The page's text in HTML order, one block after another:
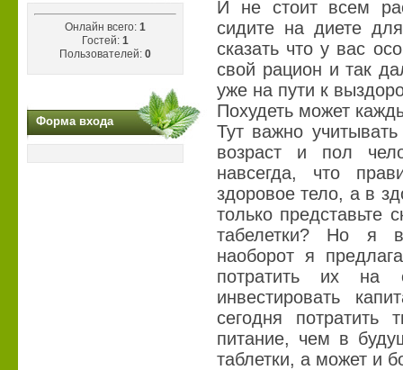
Онлайн всего: 1
Гостей: 1
Пользователей: 0
Форма входа
И не стоит всем
сидите на диете
сказать что у вас
свой рацион и так
уже на пути к
Похудеть может
Тут важно
возраст и пол
навсегда, что
здоровое тело, а в
только представьте
табелетки? Но я
наоборот я
потратить их на
инвестировать
сегодня потратить
питание, чем в
таблетки, а может и